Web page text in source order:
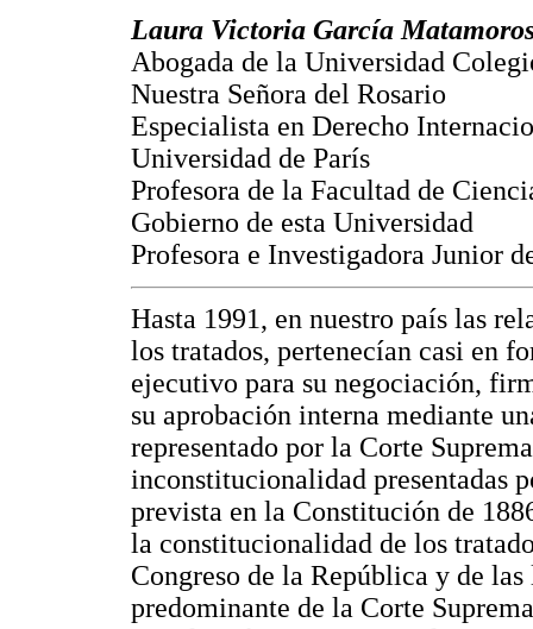
Laura Victoria García
Abogada de la Universidad
Nuestra Señora del Rosario
Especialista en Derecho
Universidad de París
Profesora de la Facultad de
Gobierno de esta Universidad
Profesora e Investigadora Junior
Hasta 1991, en nuestro país las
los tratados, pertenecían casi en
ejecutivo para su negociación,
su aprobación interna mediante
representado por la Corte
inconstitucionalidad presentadas
prevista en la Constitución de
la constitucionalidad de los
Congreso de la República y de
predominante de la Corte